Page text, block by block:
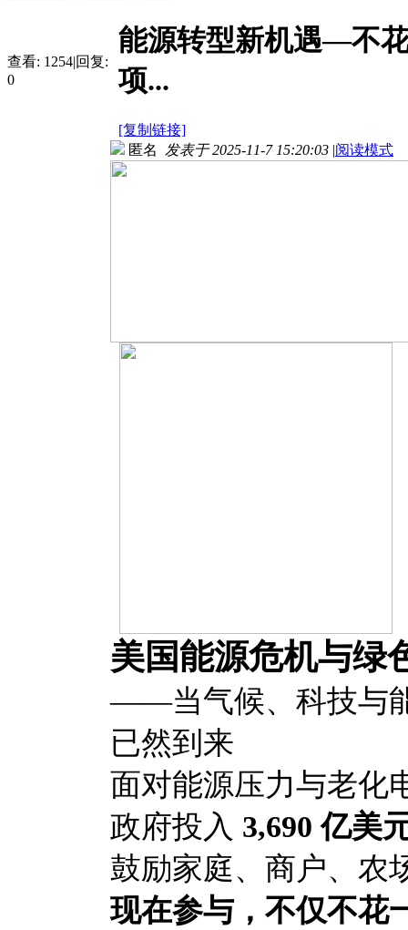
查看: 1254|回复:
0
能源转型新机遇—不
项...
[复制链接]
匿名 发表于 2025-11-7 15:20:03 |阅读模式
美国能源危机与绿
——当气候、科技与
已然到来
面对能源压力与老化
政府投入 3,690 亿美
鼓励家庭、商户、农
现在参与，不仅不花